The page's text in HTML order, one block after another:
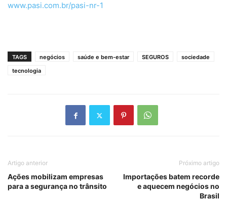
www.pasi.com.br/pasi-nr-1
TAGS negócios saúde e bem-estar SEGUROS
sociedade
tecnologia
Artigo anterior
Ações mobilizam empresas
para a segurança no trânsito
Próximo artigo
Importações batem recorde
e aquecem negócios no
Brasil